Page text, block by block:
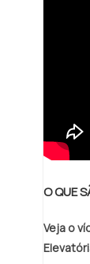
de
e
O QUE
Veja o